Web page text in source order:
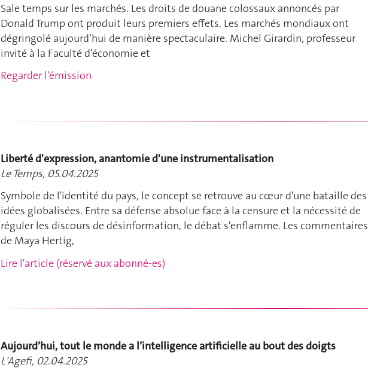
Sale temps sur les marchés. Les droits de douane colossaux annoncés par
Donald Trump ont produit leurs premiers effets. Les marchés mondiaux ont
dégringolé aujourd’hui de manière spectaculaire. Michel Girardin, professeur
invité à la Faculté d'économie et
Regarder l'émission
Liberté d'expression, anantomie d'une instrumentalisation
Le Temps, 05.04.2025
Symbole de l'identité du pays, le concept se retrouve au cœur d'une bataille des
idées globalisées. Entre sa défense absolue face à la censure et la nécessité de
réguler les discours de désinformation, le débat s'enflamme. Les commentaires
de Maya Hertig,
Lire l'article (réservé aux abonné-es)
Aujourd’hui, tout le monde a l’intelligence artificielle au bout des doigts
L'Agefi, 02.04.2025